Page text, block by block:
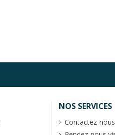
NOS SERVICES
Contactez-nous